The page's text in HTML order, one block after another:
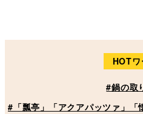
HOTワ
#鍋の取
#「瓢亭」「アクアパッツァ」「